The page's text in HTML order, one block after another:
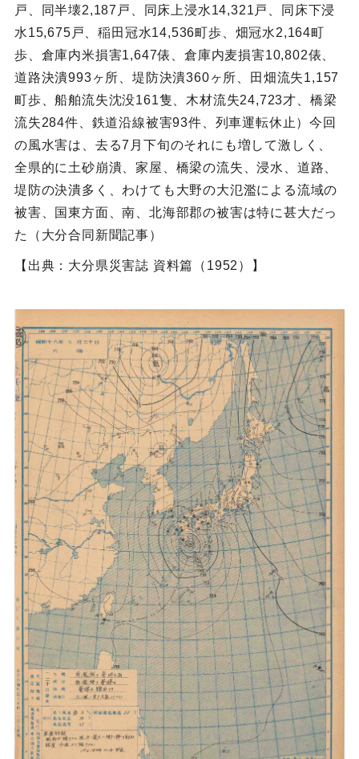
戸、同半壊2,187戸、同床上浸水14,321戸、同床下浸
水15,675戸、稲田冠水14,536町歩、畑冠水2,164町
歩、倉庫内米損害1,647俵、倉庫内麦損害10,802俵、
道路決潰993ヶ所、堤防決潰360ヶ所、田畑流失1,157
町歩、船舶流失沈没161隻、木材流失24,723才、橋梁
流失284件、鉄道沿線被害93件、列車運転休止）今回
の風水害は、去る7月下旬のそれにも増して激しく、
全県的に土砂崩潰、家屋、橋梁の流失、浸水、道路、
堤防の決潰多く、わけても大野の大氾濫による流域の
被害、国東方面、南、北海部郡の被害は特に甚大だっ
た（大分合同新聞記事）
【出典：大分県災害誌 資料篇（1952）】